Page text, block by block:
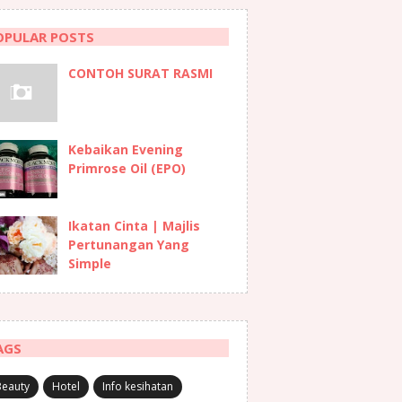
POSTS
CONTOH SURAT RASMI
Kebaikan Evening
Primrose Oil (EPO)
Ikatan Cinta | Majlis
Pertunangan Yang
Simple
Hotel Info kesihatan